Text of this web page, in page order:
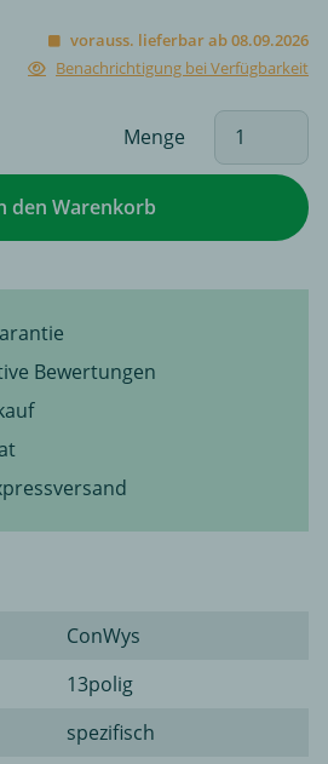
vorauss. lieferbar ab 08.09.2026
Benachrichtigung bei Verfügbarkeit
Menge
den Warenkorb
Bewertungen
ConWys
13polig
spezifisch